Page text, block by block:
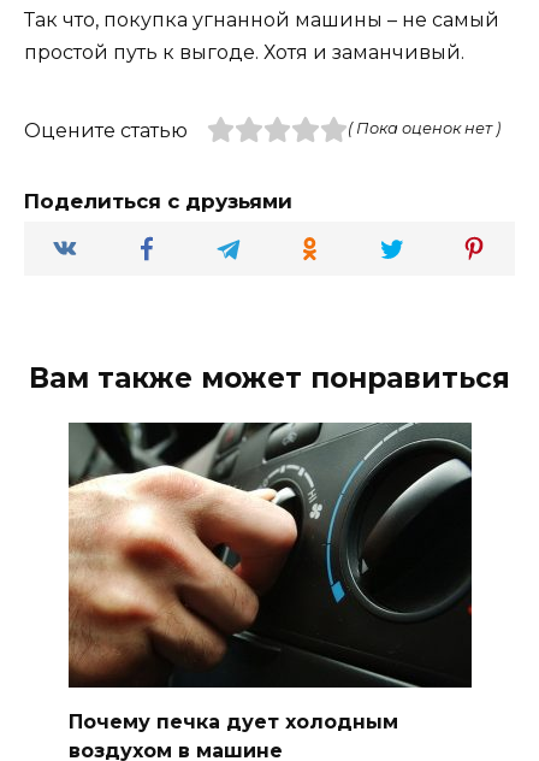
Так что, покупка угнанной машины – не самый
простой путь к выгоде. Хотя и заманчивый.
Оцените статью ( Пока оценок нет )
Поделиться с друзьями
Вам также может понравиться
Почему печка дует холодным
воздухом в машине